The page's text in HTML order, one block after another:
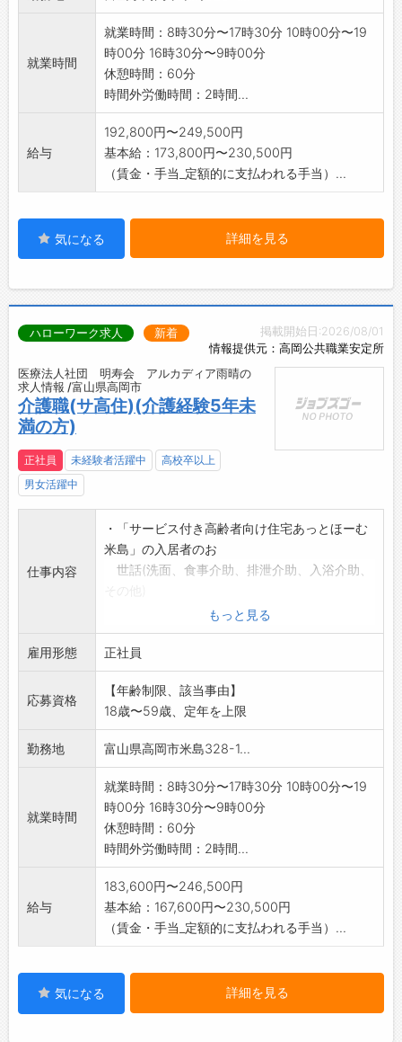
就業時間
就業時間：8時30分〜17時30分 10時00分〜19
時00分 16時30分〜9時00分
休憩時間：60分
時間外労働時間：2時間...
給与
192,800円〜249,500円
基本給：173,800円〜230,500円
（賃金・手当_定額的に支払われる手当）...
気になる 詳細を見る
掲載開始日:2026/08/01
情報提供元：高岡公共職業安定所
ハローワーク求人 新着
医療法人社団 明寿会 アルカディア雨晴の
求人情報 /富山県高岡市
介護職(サ高住)(介護経験5年未
満の方)
正社員 未経験者活躍中
高校卒以上
男女活躍中
仕事内容
・「サービス付き高齢者向け住宅あっとほーむ
米島」の入居者のお
世話(洗面、食事介助、排泄介助、入浴介助、
・日常生活のサポート
・部屋数は30部屋です。
・変更範囲:変更なし
もっと見る
雇用形態 正社員
応募資格
【年齢制限、該当事由】
18歳〜59歳、定年を上限
勤務地 富山県高岡市米島328-1...
就業時間
就業時間：8時30分〜17時30分 10時00分〜19
時00分 16時30分〜9時00分
休憩時間：60分
時間外労働時間：2時間...
給与
183,600円〜246,500円
基本給：167,600円〜230,500円
（賃金・手当_定額的に支払われる手当）...
気になる 詳細を見る